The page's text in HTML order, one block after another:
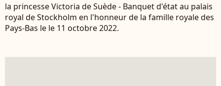
la princesse Victoria de Suède - Banquet d'état au palais
royal de Stockholm en l'honneur de la famille royale des
Pays-Bas le le 11 octobre 2022.